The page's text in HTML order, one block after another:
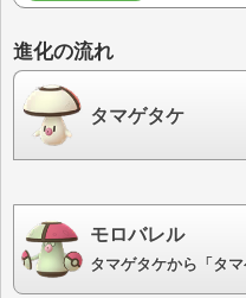
進化の流れ
タマゲタケ
モロバレル
タマゲタケから「タ